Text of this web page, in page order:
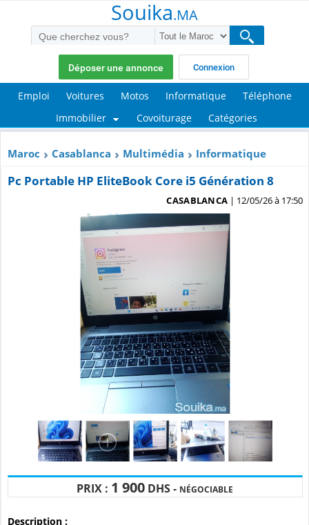
Souika.MA
Déposer une annonce Connexion
Emploi Voitures Motos Informatique
Téléphone
Immobilier
Covoiturage Catégories
Maroc Casablanca Multimédia Informatique
Pc Portable HP EliteBook Core i5 Génération 8
CASABLANCA | 12/05/26 à 17:50
PRIX : 1 900 DHS - NÉGOCIABLE
Description :